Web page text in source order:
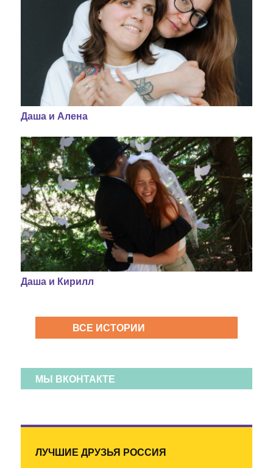
Даша и Алена
Даша и Кирилл
ВСЕ ИСТОРИИ
МЫ ВКОНТАКТЕ
ЛУЧШИЕ ДРУЗЬЯ РОССИЯ